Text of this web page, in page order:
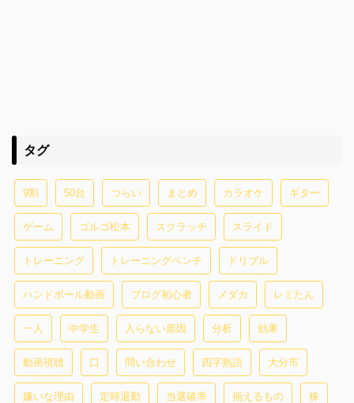
タグ
9割 50台 つらい まとめ カラオケ ギター
ゲーム ゴルゴ松本 スクラッチ スライド
トレーニング トレーニングベンチ ドリブル
ハンドボール動画 ブログ初心者 メダカ レミたん
一人 中学生 入らない原因 分析 効果
動画視聴 口 問い合わせ 四字熟語 大分市
嫌いな理由 定時退勤 当選確率 揃えるもの 株